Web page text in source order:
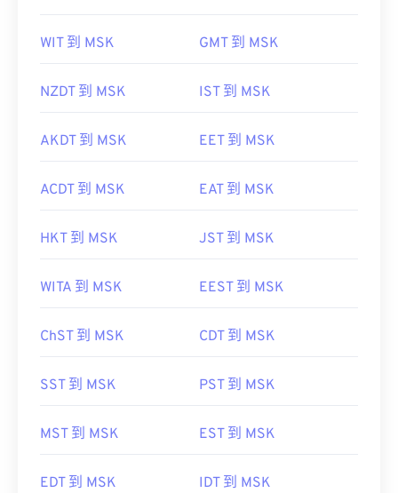
WIT 到 MSK GMT 到 MSK
NZDT 到 MSK IST 到 MSK
AKDT 到 MSK EET 到 MSK
ACDT 到 MSK EAT 到 MSK
HKT 到 MSK JST 到 MSK
WITA 到 MSK EEST 到 MSK
ChST 到 MSK CDT 到 MSK
SST 到 MSK PST 到 MSK
MST 到 MSK EST 到 MSK
EDT 到 MSK IDT 到 MSK